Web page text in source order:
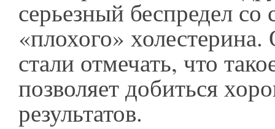
серьезный беспредел со
«плохого»
стали отмечать, что
позволяет добиться
результатов.